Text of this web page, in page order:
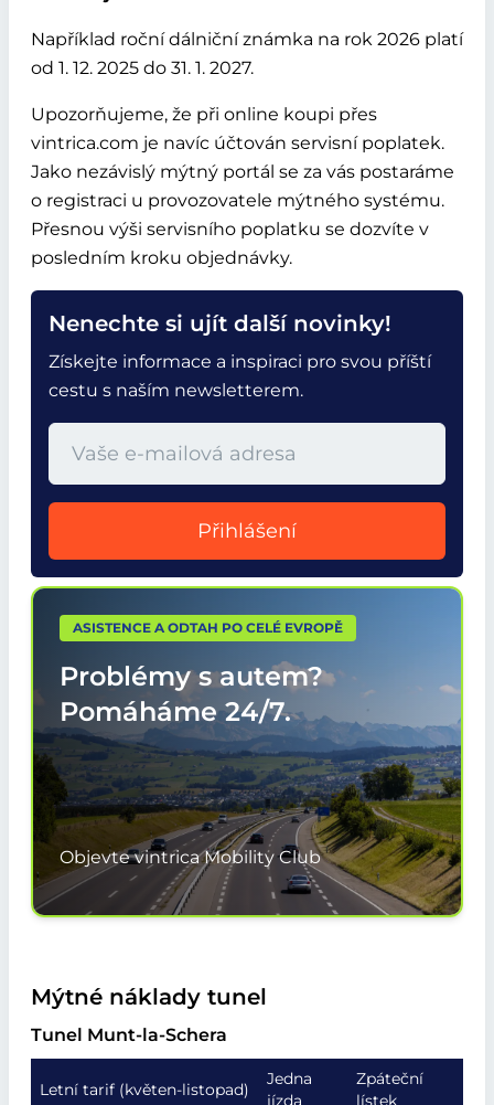
Například roční dálniční známka na rok 2026 platí
od 1. 12. 2025 do 31. 1. 2027.
Upozorňujeme, že při online koupi přes
vintrica.com je navíc účtován servisní poplatek.
Jako nezávislý mýtný portál se za vás postaráme
o registraci u provozovatele mýtného systému.
Přesnou výši servisního poplatku se dozvíte v
posledním kroku objednávky.
Nenechte si ujít další novinky!
Získejte informace a inspiraci pro svou příští
cestu s naším newsletterem.
Přihlášení
ASISTENCE A ODTAH PO CELÉ EVROPĚ
Problémy s autem?
Pomáháme24/7.
Objevte vintrica Mobility Club
Mýtné náklady tunel
Tunel Munt-la-Schera
Letní tarif (květen-listopad)
Jedna
jízda
Zpáteční
lístek